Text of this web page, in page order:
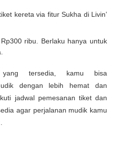
kereta via fitur Sukha di Livin’
ribu. Berlaku hanya untuk
tersedia, kamu bisa
dengan lebih hemat dan
jadwal pemesanan tiket dan
agar perjalanan mudik kamu